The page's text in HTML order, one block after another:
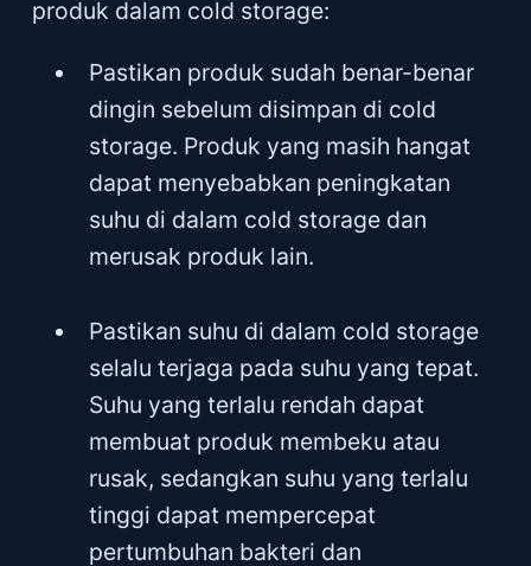
produk dalam cold storage:
Pastikan produk sudah benar-benar
dingin sebelum disimpan di cold
storage. Produk yang masih hangat
dapat menyebabkan peningkatan
suhu di dalam cold storage dan
merusak produk lain.
Pastikan suhu di dalam cold storage
selalu terjaga pada suhu yang tepat.
Suhu yang terlalu rendah dapat
membuat produk membeku atau
rusak, sedangkan suhu yang terlalu
tinggi dapat mempercepat
pertumbuhan bakteri dan